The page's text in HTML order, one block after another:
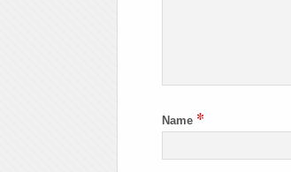
Name *